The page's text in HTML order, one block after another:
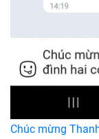
Chúc mừng